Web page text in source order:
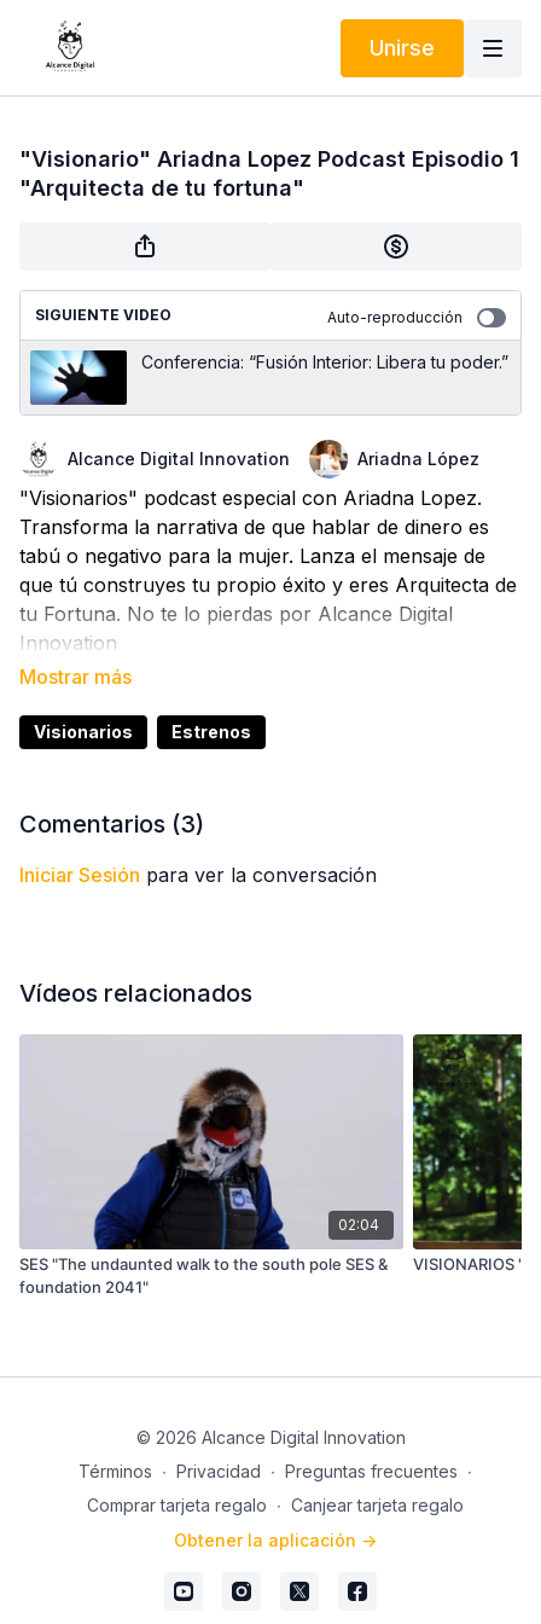
Unirse
"Visionario" Ariadna Lopez Podcast Episodio 1
"Arquitecta de tu fortuna"
SIGUIENTE VIDEO Auto-reproducción
Conferencia: “Fusión Interior: Libera tu poder.”
Alcance Digital Innovation Ariadna López
"Visionarios" podcast especial con Ariadna Lopez.
Transforma la narrativa de que hablar de dinero es
tabú o negativo para la mujer. Lanza el mensaje de
que tú construyes tu propio éxito y eres Arquitecta de
tu Fortuna. No te lo pierdas por Alcance Digital
Innovation
Esto es para ti si: Sientes que tienes potencial pero no
lo estás aprovechando al máximo, Quieres crecer en
tu vida personal, profesional y espiritual. Buscas
de contenido que te impulsa a mejorar
Visionarios Estrenos
Comentarios (3)
Iniciar Sesión para ver la conversación
Vídeos relacionados
02:04
SES "The undaunted walk to the south pole SES &
foundation 2041"
© 2026 Alcance Digital Innovation
Términos ∙ Privacidad ∙ Preguntas frecuentes ∙
Comprar tarjeta regalo ∙ Canjear tarjeta regalo
Obtener la aplicación ->